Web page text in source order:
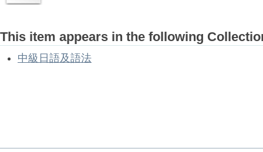
This item appears in the following
中級日語及語法